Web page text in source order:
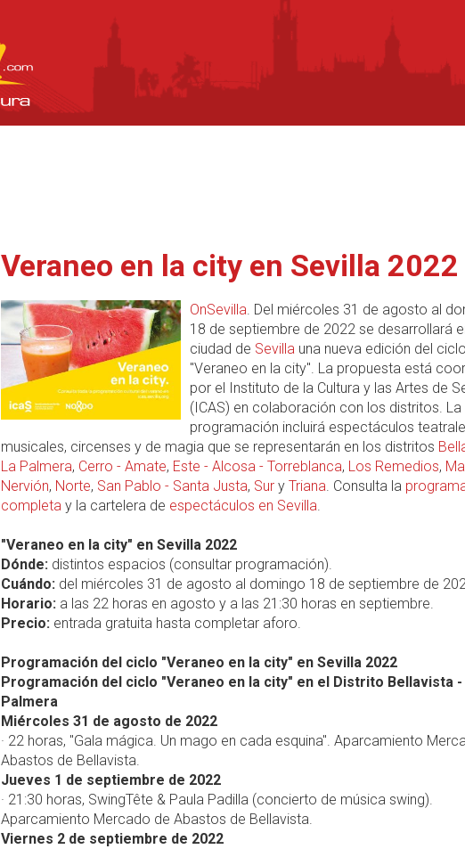
Veraneo en la city en Sevilla 2022
OnSevilla. Del miércoles 31 de agosto al
18 de septiembre de 2022 se desarrollará
ciudad de Sevillauna nueva edición del
"Veraneo en la city". La propuesta está
por el Instituto de la Cultura y las Artes de
(ICAS) en colaboración con los distritos. La
programación incluirá espectáculos
musicales, circenses y de magia que se representarán en los distritos
La Palmera, Cerro - Amate, Este - Alcosa - Torreblanca, Los Remedios,
Nervión, Norte, San Pablo - Santa Justa, Sur y Triana. Consulta la
completa y la cartelera de espectáculos en Sevilla.
"Veraneo en la city" en Sevilla 2022
Dónde: distintos espacios (consultar programación).
Cuándo: del miércoles 31 de agosto al domingo 18 de septiembre de
Horario: a las 22 horas en agosto y a las 21:30 horas en septiembre.
Precio: entrada gratuita hasta completar aforo.
Programación del ciclo "Veraneo en la city" en Sevilla 2022
Programación del ciclo "Veraneo en la city" en el Distrito Bellavista -
Palmera
Miércoles 31 de agosto de 2022
· 22 horas, "Gala mágica. Un mago en cada esquina". Aparcamiento
Abastos de Bellavista.
Jueves 1 de septiembre de 2022
· 21:30 horas, SwingTête & Paula Padilla (concierto de música swing).
Aparcamiento Mercado de Abastos de Bellavista.
Viernes 2 de septiembre de 2022